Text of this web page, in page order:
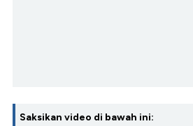
Saksikan video di bawah ini: